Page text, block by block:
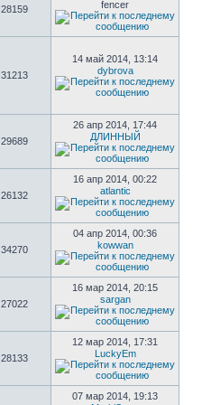
28159
fencer
31213
14 май 2014, 13:14
dybrova
29689
26 апр 2014, 17:44
ДЛИННЫЙ
26132
16 апр 2014, 00:22
atlantic
34270
04 апр 2014, 00:36
kowwan
27022
16 мар 2014, 20:15
sargan
28133
12 мар 2014, 17:31
LuckyEm
07 мар 2014, 19:13